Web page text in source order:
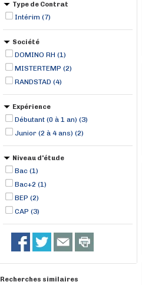
Strasbourg (1)
Vitry-le-François (1)
Type de Contrat
Intérim (7)
Société
DOMINO RH (1)
MISTERTEMP (2)
RANDSTAD (4)
Expérience
Débutant (0 à 1 an) (3)
Junior (2 à 4 ans) (2)
Niveau d'étude
Bac (1)
Bac+2 (1)
BEP (2)
CAP (3)
Recherches similaires